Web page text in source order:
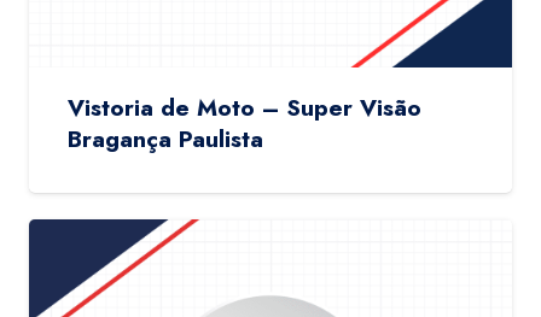
Vistoria de Moto – Super Visão
Bragança Paulista